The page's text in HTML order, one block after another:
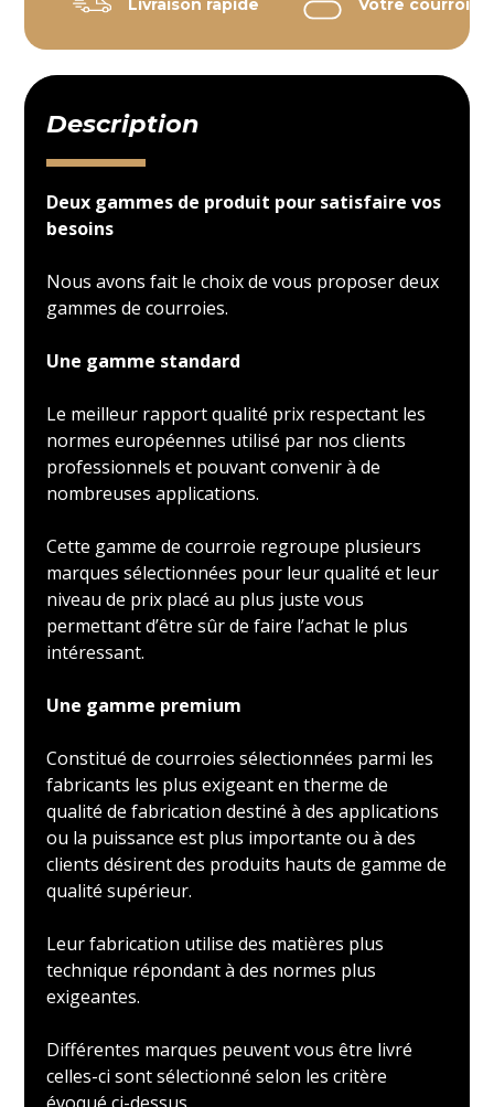
Livraison rapide Votre courroie
Description
Deux gammes de produit pour satisfaire vos
besoins
Nous avons fait le choix de vous proposer deux
gammes de courroies.
Une gamme standard
Le meilleur rapport qualité prix respectant les
normes européennes utilisé par nos clients
professionnels et pouvant convenir à de
nombreuses applications.
Cette gamme de courroie regroupe plusieurs
marques sélectionnées pour leur qualité et leur
niveau de prix placé au plus juste vous
permettant d’être sûr de faire l’achat le plus
intéressant.
Une gamme premium
Constitué de courroies sélectionnées parmi les
fabricants les plus exigeant en therme de
qualité de fabrication destiné à des applications
ou la puissance est plus importante ou à des
clients désirent des produits hauts de gamme de
qualité supérieur.
Leur fabrication utilise des matières plus
technique répondant à des normes plus
exigeantes.
Différentes marques peuvent vous être livré
celles-ci sont sélectionné selon les critère